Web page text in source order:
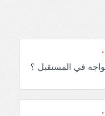
في المستقبل ؟